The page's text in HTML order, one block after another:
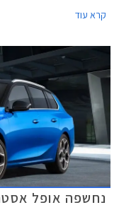
עשירה ביחס למקובל, אולם
קרא עוד
נחשפה אופל אסטרה